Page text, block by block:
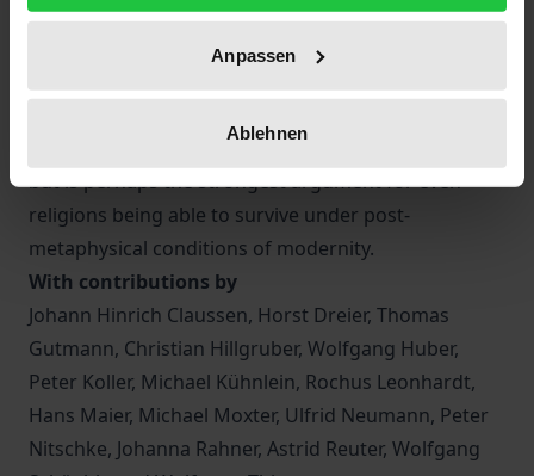
Anpassen
Ablehnen
the state precisely not only as a hopeless process of
juridification, but also as a place where religious
God does therefore not anticipate a godless society
but is perhaps the strongest argument for even
religions being able to survive under post-
metaphysical conditions of modernity.
With contributions by
Johann Hinrich Claussen, Horst Dreier, Thomas
Gutmann, Christian Hillgruber, Wolfgang Huber,
Peter Koller, Michael Kühnlein, Rochus Leonhardt,
Hans Maier, Michael Moxter, Ulfrid Neumann, Peter
Nitschke, Johanna Rahner, Astrid Reuter, Wolfgang